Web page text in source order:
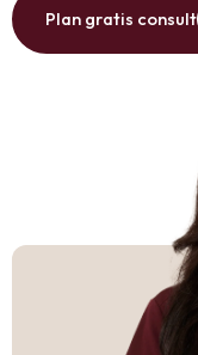
Plan gratis consult